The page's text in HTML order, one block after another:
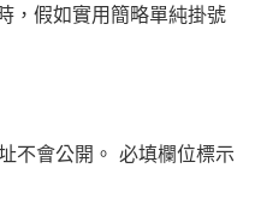
，假如實用簡略單純掛號
不會公開。 必填欄位標示